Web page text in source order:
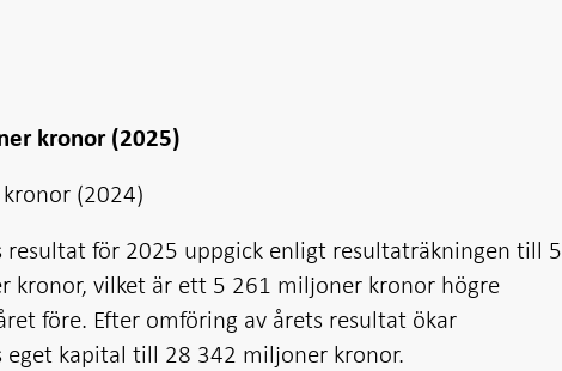
kronor (2025)
(2024)
resultat för 2025 uppgick enligt resultaträkningen till 5
kronor, vilket är ett 5 261 miljoner kronor högre
före. Efter omföring av årets resultat ökar
eget kapital till 28 342 miljoner kronor.